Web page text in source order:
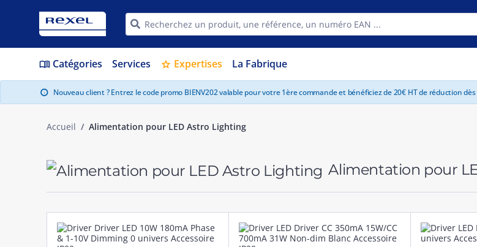
menu_book Catégories Services star Expertises La Fabrique
info Nouveau client ? Entrez le code promo BIENV202 valable pour votre 1ère commande et bénéficiez de 20€ HT de réduction
Accueil Alimentation pour LED Astro Lighting
Alimentation pour